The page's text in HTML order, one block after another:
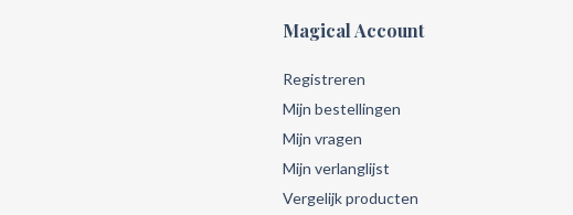
Magical Account
Registreren
Mijn bestellingen
Mijn vragen
Mijn verlanglijst
Vergelijk producten